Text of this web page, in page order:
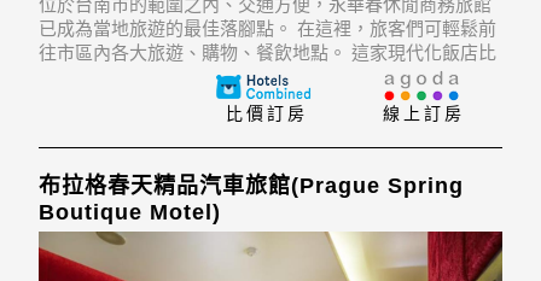
位於台南市的範圍之內、交通方便，永華春休閒商務旅館
已成為當地旅遊的最佳落腳點。 在這裡，旅客們可輕鬆前
往市區內各大旅遊、購物、餐飲地點。 這家現代化飯店比
鄰Renmei Night Market, Alexander Butterfly Ecology
Farm, T.S.Dream Mall等熱門
線上訂房
比價訂房
布拉格春天精品汽車旅館(Prague Spring
Boutique Motel)